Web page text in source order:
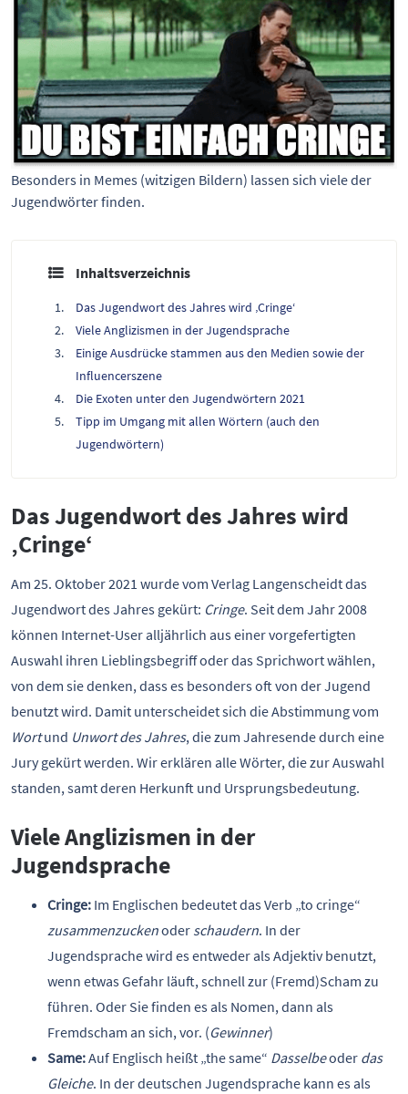
Besonders in Memes (witzigen Bildern) lassen sich viele der
Jugendwörter finden.
Inhaltsverzeichnis
Das Jugendwort des Jahres wird ‚Cringe‘
Viele Anglizismen in der Jugendsprache
Einige Ausdrücke stammen aus den Medien sowie der
Influencerszene
Die Exoten unter den Jugendwörtern 2021
Tipp im Umgang mit allen Wörtern (auch den
Jugendwörtern)
Das Jugendwort des Jahres wird
‚Cringe‘
Am 25. Oktober 2021 wurde vom Verlag Langenscheidt das
Jugendwort des Jahres gekürt: Cringe. Seit dem Jahr 2008
können Internet-User alljährlich aus einer vorgefertigten
Auswahl ihren Lieblingsbegriff oder das Sprichwort wählen,
von dem sie denken, dass es besonders oft von der Jugend
benutzt wird. Damit unterscheidet sich die Abstimmung vom
Wortund Unwort des Jahres, die zum Jahresende durch eine
Jury gekürt werden. Wir erklären alle Wörter, die zur Auswahl
standen, samt deren Herkunft und Ursprungsbedeutung.
Viele Anglizismen in der
Jugendsprache
Cringe: Im Englischen bedeutet das Verb „to cringe“
zusammenzuckenoder schaudern. In der
Jugendsprache wird es entweder als Adjektiv benutzt,
wenn etwas Gefahr läuft, schnell zur (Fremd)Scham zu
führen. Oder Sie finden es als Nomen, dann als
Fremdscham an sich, vor. (Gewinner)
Same:Auf Englisch heißt „the same“ Dasselbeoder das
Gleiche. In der deutschen Jugendsprache kann es als